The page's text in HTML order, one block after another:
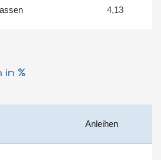
4,13
%
Anleihen